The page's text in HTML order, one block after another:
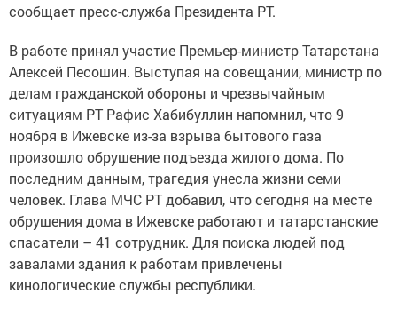
сообщает пресс-служба Президента РТ.
В работе принял участие Премьер-министр Татарстана
Алексей Песошин. Выступая на совещании, министр по
делам гражданской обороны и чрезвычайным
ситуациям РТ Рафис Хабибуллин напомнил, что 9
ноября в Ижевске из-за взрыва бытового газа
произошло обрушение подъезда жилого дома. По
последним данным, трагедия унесла жизни семи
человек. Глава МЧС РТ добавил, что сегодня на месте
обрушения дома в Ижевске работают и татарстанские
спасатели – 41 сотрудник. Для поиска людей под
завалами здания к работам привлечены
кинологические службы республики.